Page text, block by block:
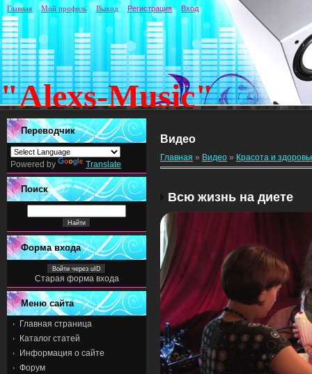
"Alexs-Music"
Главная Мой профиль Выход Регистрация Вход
Переводчик
Powered by Translate
Поиск
Форма входа
Войти через uID
Старая форма входа
Меню сайта
Главная страница
Каталог статей
Информация о сайте
Форум
Видео
Главная » Видео » Красота и
Всю жизнь на диете